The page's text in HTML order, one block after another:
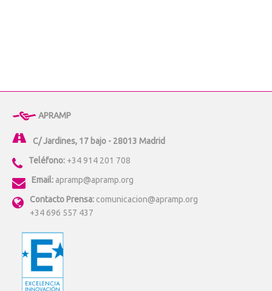
APRAMP
C/ Jardines, 17 bajo - 28013 Madrid
Teléfono: +34 914 201 708
Email: apramp@apramp.org
Contacto Prensa: comunicacion@apramp.org
+34 696 557 437